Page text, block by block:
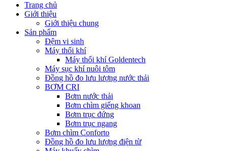
Trang chủ
Giới thiệu
Giới thiệu chung
Sản phẩm
Đệm vi sinh
Máy thổi khí
Máy thổi khí Goldentech
Máy sục khí nuôi tôm
Đồng hồ đo lưu lượng nước thải
BƠM CRI
Bơm nước thải
Bơm chìm giếng khoan
Bơm trục đứng
Bơm trục ngang
Bơm chìm Conforto
Đồng hồ đo lưu lượng điện từ